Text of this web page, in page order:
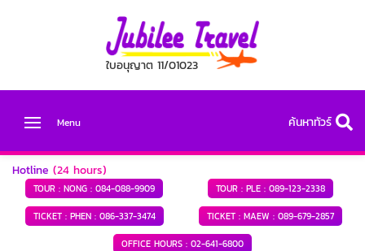
ใบอนุญาต 11/01023
Menu ค้นหาทัวร์
Hotline (24 hours)
TOUR : NONG : 084-088-9909 TOUR : PLE : 089-123-2338
TICKET : PHEN :086-337-3474 TICKET : MAEW : 089-679-2857
OFFICE HOURS : 02-641-6800